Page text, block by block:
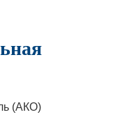
(АКО)